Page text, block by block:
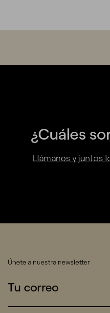
¿Cuáles
Llámanos y juntos
Únete a nuestra newsletter